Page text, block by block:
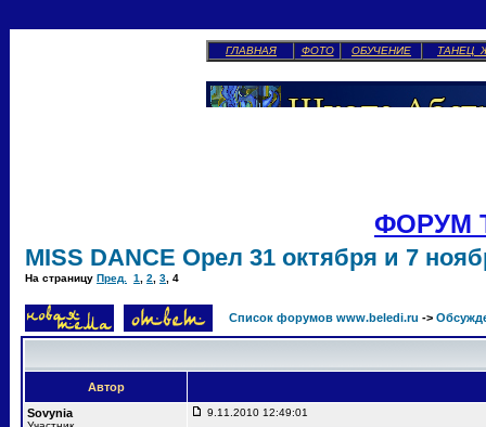
ГЛАВНАЯ ФОТО ОБУЧЕНИЕ ТАНЕЦ
ФОРУМ
MISS DANCE Орел 31 октября и 7
На страницу Пред. 1 2 3 4
Список форумов www.beledi.ru ->
Автор
Sovynia
9.11.2010 12:49:01